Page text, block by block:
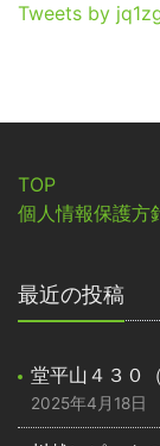
Tweets by
TOP
個人情報保護方
最近の投稿
堂平山４３０
2025年4月18日